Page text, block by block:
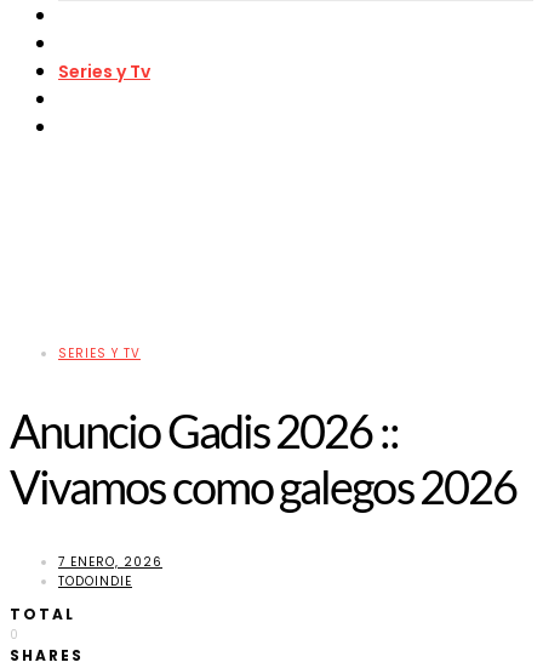
Series y Tv
SERIES Y TV
Anuncio Gadis 2026 ::
Vivamos como galegos 2026
7 ENERO, 2026
TODOINDIE
TOTAL
0
SHARES